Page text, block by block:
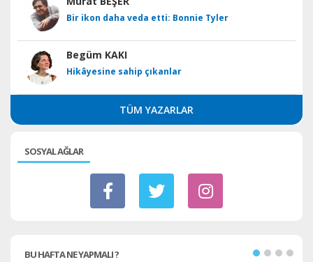
Bir ikon daha veda etti: Bonnie Tyler
Begüm KAKI
Hikâyesine sahip çıkanlar
TÜM YAZARLAR
SOSYAL AĞLAR
BU HAFTA NE YAPMALI ?